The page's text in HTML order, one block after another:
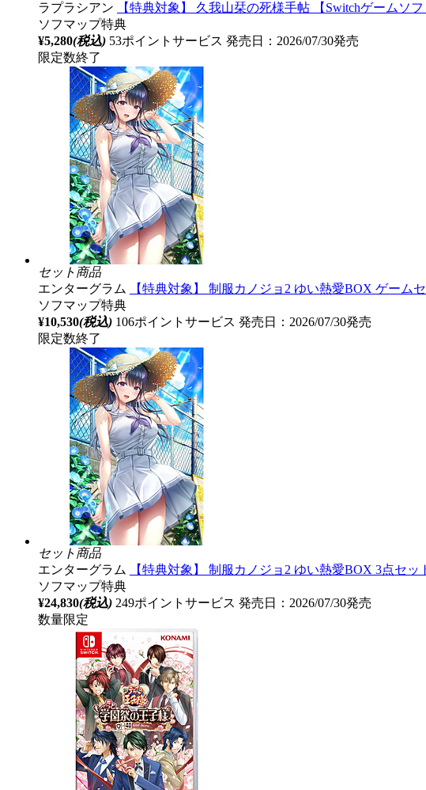
ラプラシアン
【特典対象】 久我山栞の死様手帖 【Switchゲームソ
ソフマップ特典
¥5,280(税込) 53ポイントサービス 発売日：2026/07/30発売
限定数終了
セット商品
エンターグラム
【特典対象】 制服カノジョ2 ゆい熱愛BOX ゲーム
ソフマップ特典
¥10,530(税込) 106ポイントサービス 発売日：2026/07/30発売
限定数終了
セット商品
エンターグラム
【特典対象】 制服カノジョ2 ゆい熱愛BOX 3点セ
ソフマップ特典
¥24,830(税込) 249ポイントサービス 発売日：2026/07/30発売
数量限定